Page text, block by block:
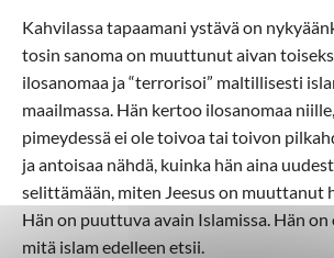
Kahvilassa tapaamani ystävä on
tosin sanoma on muuttunut aivan
ilosanomaa ja “terrorisoi” maltillisesti
maailmassa. Hän kertoo ilosanomaa
pimeydessä ei ole toivoa tai toivon
ja antoisaa nähdä, kuinka hän aina
selittämään, miten Jeesus on muuttanut
Hän on puuttuva avain Islamissa. Hän on
mitä islam edelleen etsii.